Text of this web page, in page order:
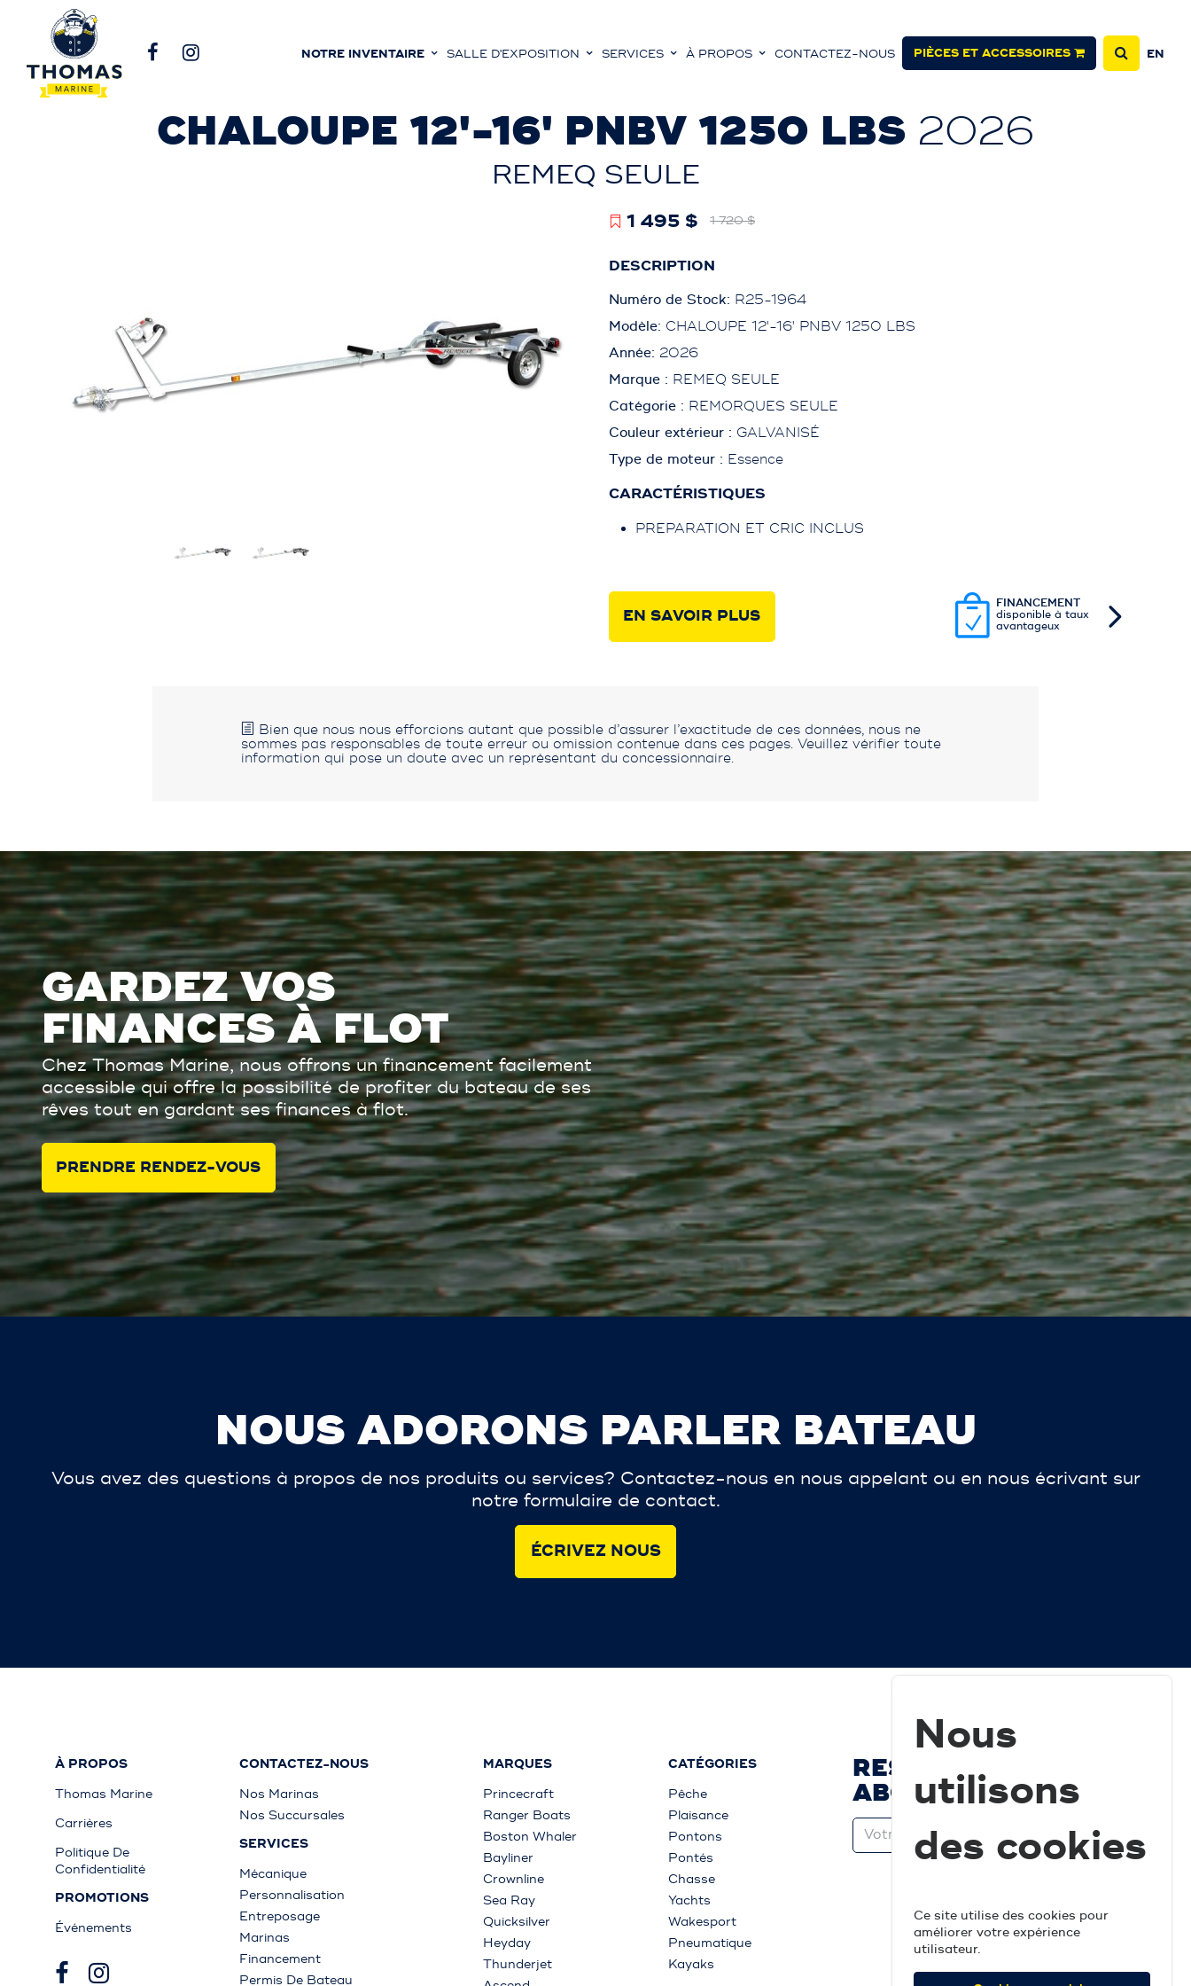
NOTRE INVENTAIRE SALLE D'EXPOSITION SERVICES À PROPOS CONTACTEZ-NOUS PIÈCES ET ACCESSOIRES EN
CHALOUPE 12'-16' PNBV 1250 LBS 2026
REMEQ SEULE
1 495 $ 1 720 $
DESCRIPTION
Numéro de Stock: R25-1964
Modèle: CHALOUPE 12'-16' PNBV 1250 LBS
Année: 2026
Marque : REMEQ SEULE
Catégorie : REMORQUES SEULE
Couleur extérieur : GALVANISÉ
Type de moteur : Essence
CARACTÉRISTIQUES
PREPARATION ET CRIC INCLUS
EN SAVOIR PLUS
FINANCEMENT
disponible à taux
avantageux
Bien que nous nous efforcions autant que possible d’assurer l’exactitude de ces données, nous ne
sommes pas responsables de toute erreur ou omission contenue dans ces pages. Veuillez vérifier toute
information qui pose un doute avec un représentant du concessionnaire.
GARDEZ VOS
FINANCES À FLOT
Chez Thomas Marine, nous offrons un financement facilement
accessible qui offre la possibilité de profiter du bateau de ses
rêves tout en gardant ses finances à flot.
PRENDRE RENDEZ-VOUS
NOUS ADORONS PARLER BATEAU
Vous avez des questions à propos de nos produits ou services? Contactez-nous en nous appelant ou en nous écrivant sur
notre formulaire de contact.
ÉCRIVEZ NOUS
À PROPOS
Thomas Marine
Carrières
Politique De
Confidentialité
PROMOTIONS
Événements
CONTACTEZ-NOUS
Nos Marinas
Nos Succursales
SERVICES
Mécanique
Personnalisation
Entreposage
Marinas
Financement
Permis De Bateau
MARQUES
Princecraft
Ranger Boats
Boston Whaler
Bayliner
Crownline
Sea Ray
Quicksilver
Heyday
Thunderjet
CATÉGORIES
Pêche
Plaisance
Pontons
Pontés
Chasse
Yachts
Wakesport
Pneumatique
Kayaks
RESTEZ À JOUR ET
ABONNEZ-VOUS
Nous
utilisons
des cookies
Ce site utilise des cookies pour
améliorer votre expérience
utilisateur.